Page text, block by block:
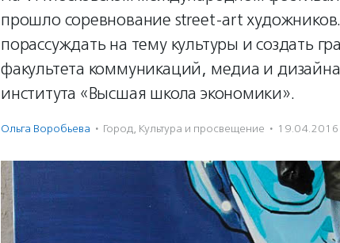
прошло соревнование street-art
порассуждать на тему культуры и создать
факультета коммуникаций, медиа и
института «Высшая школа экономики».
Ольга Воробьева · Город, Культура и просвещение · 19.04.2016